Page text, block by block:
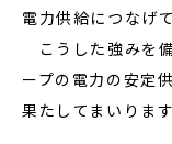
電力供給につなげ
こうした強みを
ープの電力の安定
果たしてまいります